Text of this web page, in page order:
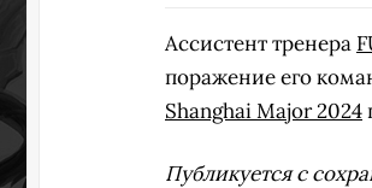
Ассистент тренера
поражение его
Shanghai Major 2024
Публикуется с